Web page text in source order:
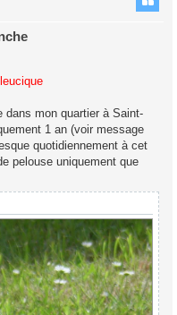
dans mon quartier à Saint-
1 an (voir message
quotidiennement à cet
pelouse uniquement que